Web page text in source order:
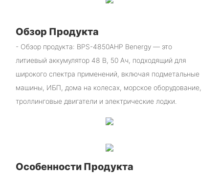
Обзор Продукта
- Обзор продукта: BPS-4850AHP Benergy — это
литиевый аккумулятор 48 В, 50 Ач, подходящий для
широкого спектра применений, включая подметальные
машины, ИБП, дома на колесах, морское оборудование,
троллинговые двигатели и электрические лодки.
Особенности Продукта